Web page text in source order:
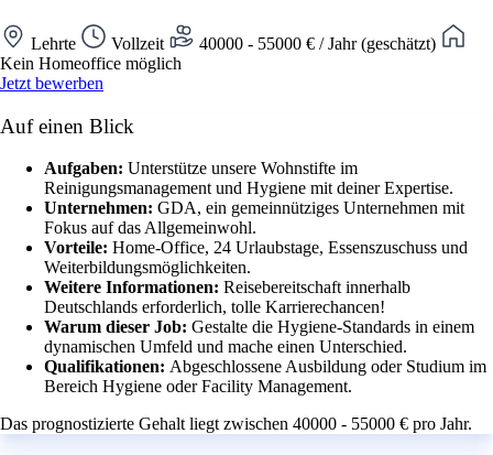
Lehrte Vollzeit
40000 - 55000 € / Jahr (geschätzt)
Kein Homeoffice möglich
Jetzt bewerben
Auf einen Blick
Aufgaben: Unterstütze unsere Wohnstifte im
Reinigungsmanagement und Hygiene mit deiner Expertise.
Unternehmen: GDA, ein gemeinnütziges Unternehmen mit
Fokus auf das Allgemeinwohl.
Vorteile: Home-Office, 24 Urlaubstage, Essenszuschuss und
Weiterbildungsmöglichkeiten.
Weitere Informationen: Reisebereitschaft innerhalb
Deutschlands erforderlich, tolle Karrierechancen!
Warum dieser Job: Gestalte die Hygiene-Standards in einem
dynamischen Umfeld und mache einen Unterschied.
Qualifikationen: Abgeschlossene Ausbildung oder Studium im
Bereich Hygiene oder Facility Management.
Das prognostizierte Gehalt liegt zwischen 40000 - 55000 € pro Jahr.